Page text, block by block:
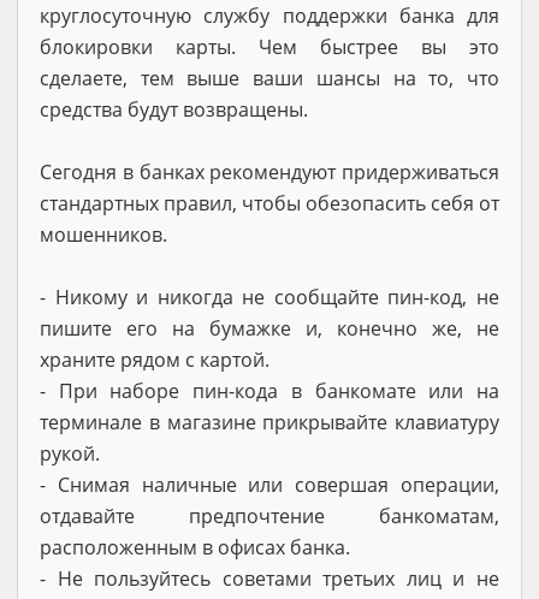
круглосуточную службу поддержки банка для
блокировки карты. Чем быстрее вы это
сделаете, тем выше ваши шансы на то, что
средства будут возвращены.
Сегодня в банках рекомендуют придерживаться
стандартных правил, чтобы обезопасить себя от
мошенников.
- Никому и никогда не сообщайте пин-код, не
пишите его на бумажке и, конечно же, не
храните рядом с картой.
- При наборе пин-кода в банкомате или на
терминале в магазине прикрывайте клавиатуру
рукой.
- Снимая наличные или совершая операции,
отдавайте предпочтение банкоматам,
расположенным в офисах банка.
- Не пользуйтесь советами третьих лиц и не